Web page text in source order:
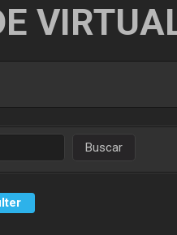
Buscar